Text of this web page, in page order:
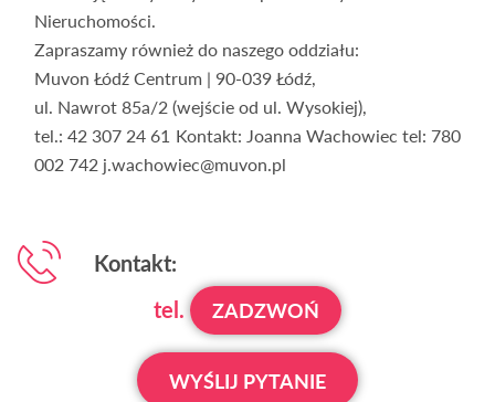
Nieruchomości.
Zapraszamy również do naszego oddziału:
Muvon Łódź Centrum | 90-039 Łódź,
ul. Nawrot 85a/2 (wejście od ul. Wysokiej),
tel.: 42 307 24 61 Kontakt: Joanna Wachowiec tel: 780
002 742 j.wachowiec@muvon.pl
Kontakt:
tel.
ZADZWOŃ
WYŚLIJ PYTANIE